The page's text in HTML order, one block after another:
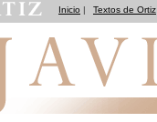
Inicio | Textos de Ortiz